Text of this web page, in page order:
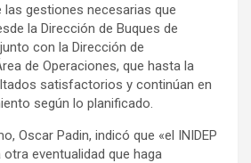
las gestiones necesarias que
la Dirección de Buques de
con la Dirección de
de Operaciones, que hasta la
satisfactorios y continúan en
según lo planificado.
Oscar Padin, indicó que «el INIDEP
eventualidad que haga